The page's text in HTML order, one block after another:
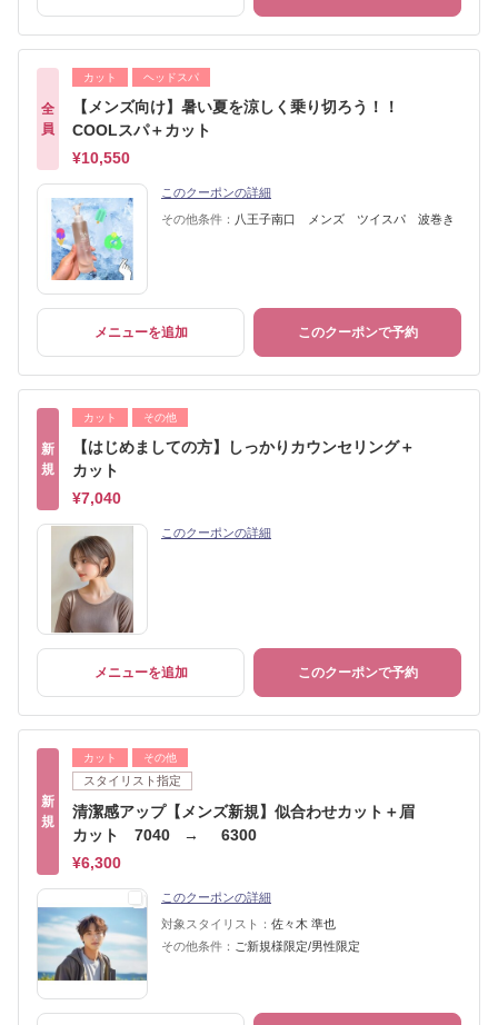
全
員
カット ヘッドスパ
【メンズ向け】暑い夏を涼しく乗り切ろう！！
COOLスパ＋カット
¥10,550
このクーポンの詳細
その他条件： 八王子南口 メンズ ツイスパ 波巻き
メニューを追加 このクーポンで予約
新
規
カット その他
【はじめましての方】しっかりカウンセリング＋
カット
¥7,040
このクーポンの詳細
メニューを追加 このクーポンで予約
新
規
カット その他
スタイリスト指定
清潔感アップ【メンズ新規】似合わせカット＋眉
カット 7040 → 6300
¥6,300
このクーポンの詳細
対象スタイリスト： 佐々木 準也
その他条件： ご新規様限定/男性限定